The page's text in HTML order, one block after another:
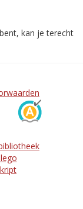
kan je terecht